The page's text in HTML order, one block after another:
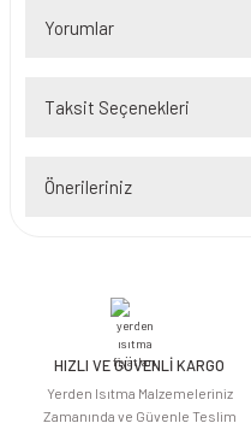
Yorumlar
Taksit Seçenekleri
Önerileriniz
iletebilirsiniz.
Görüş ve önerileriniz için
Ürün açıklamasında eksik
HIZLI VE GÜVENLİ KARGO
Yerden Isıtma Malzemeleriniz
Zamanında ve Güvenle Teslim